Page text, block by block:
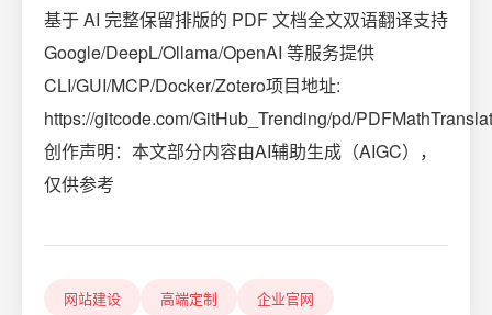
基于 AI 完整保留排版的 PDF 文档全文双语翻译支持
Google/DeepL/Ollama/OpenAI 等服务提供
CLI/GUI/MCP/Docker/Zotero项目地址:
https://gitcode.com/GitHub_Trending/pd/
创作声明：本文部分内容由AI辅助生成（AIGC），
仅供参考
网站建设 高端定制 企业官网